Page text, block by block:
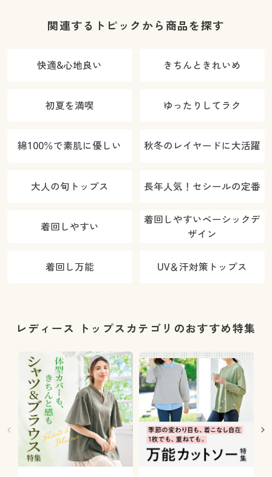
わらか・選べ
ト・速乾・洗
関連するトピックから商品を探す
快適&心地良い きちんときれいめ
初夏を満喫 ゆったりしてラク
綿100％で素肌に優しい 秋冬のレイヤードに大活躍
大人の旬トップス 長年人気！セシールの定番
着回しやすい
着回しやすいベーシックデ
ザイン
着回し万能 UV＆汗対策トップス
レディース トップスカテゴリのおすすめ特集